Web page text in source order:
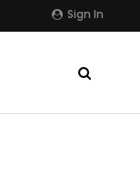
Sign In